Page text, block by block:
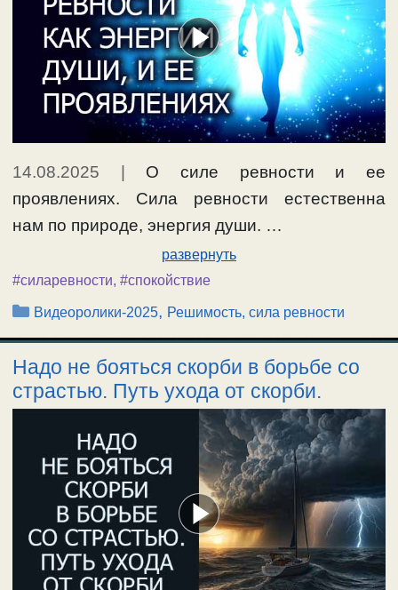
14.08.2025
О силе ревности и ее
проявлениях. Сила ревности естественна
нам по природе, энергия души. …
развернуть
#силаревности, #спокойствие
Рубрики
Видеоролики-2025, Решимость, сила ревности
Надо не бояться скорби в борьбе со
страстью. Путь ухода от скорби.